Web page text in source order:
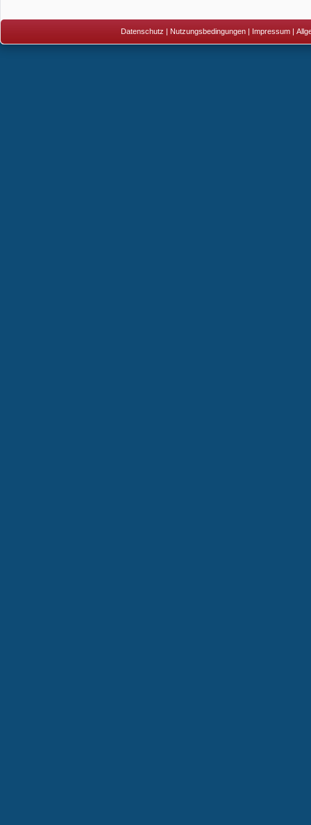
Datenschutz | Nutzungsbedingungen | Impressum |